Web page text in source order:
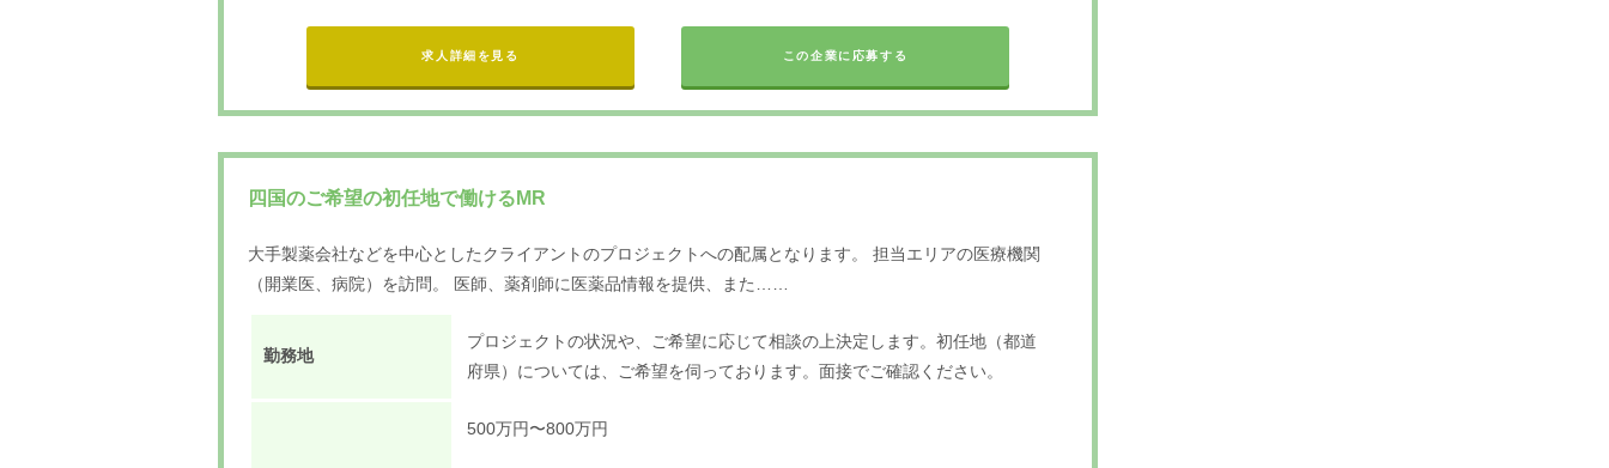
求人詳細を見る この企業に応募する
四国のご希望の初任地で働けるMR
大手製薬会社などを中心としたクライアントのプロジェクトへの配属となります。 担当エリアの医療機関
（開業医、病院）を訪問。 医師、薬剤師に医薬品情報を提供、また……
勤務地
プロジェクトの状況や、ご希望に応じて相談の上決定します。初任地（都道
府県）については、ご希望を伺っております。面接でご確認ください。
500万円〜800万円